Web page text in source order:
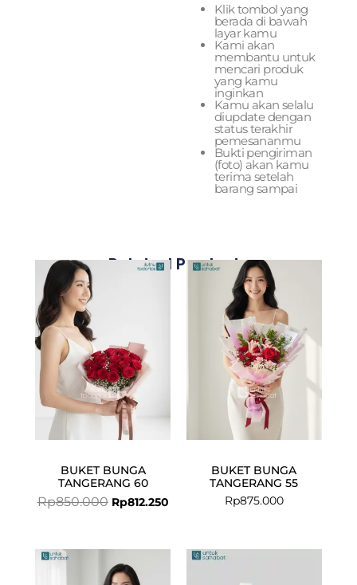
Klik tombol yang
berada di bawah
layar kamu
Kami akan
membantu untuk
mencari produk
yang kamu
inginkan
Kamu akan selalu
diupdate dengan
status terakhir
pemesananmu
Bukti pengiriman
(foto) akan kamu
terima setelah
barang sampai
Related Products
BUKET BUNGA
TANGERANG 60
Rp850.000
Original
Rp812.250
Current
Rp812.250.
BUKET BUNGA
TANGERANG 55
Rp875.000